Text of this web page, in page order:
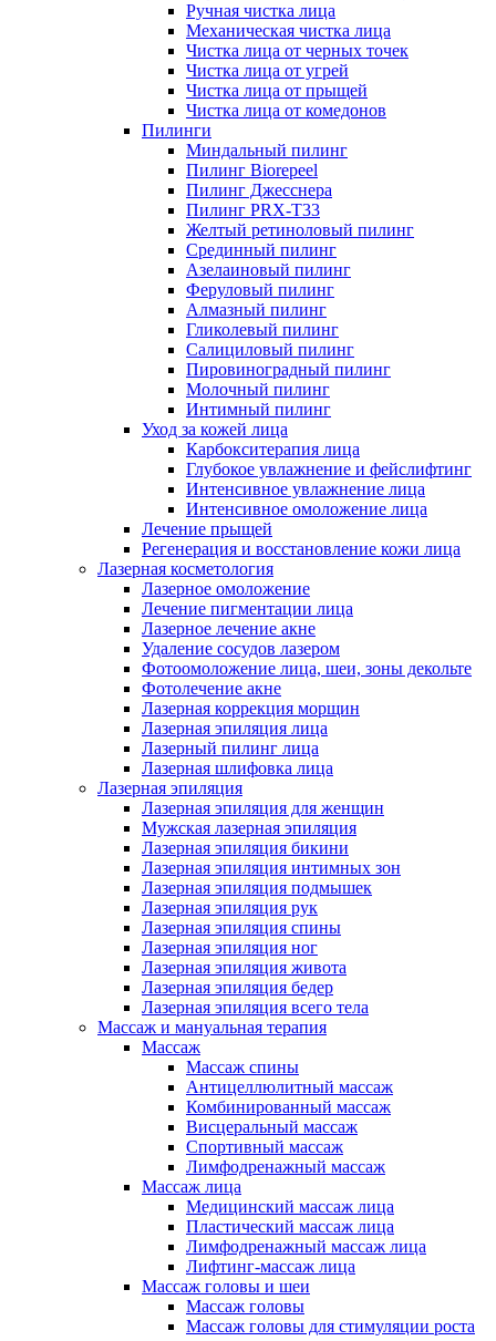
Ручная чистка лица
Механическая чистка лица
Чистка лица от черных точек
Чистка лица от угрей
Чистка лица от прыщей
Чистка лица от комедонов
Пилинги
Миндальный пилинг
Пилинг Biorepeel
Пилинг Джесснера
Пилинг PRX-T33
Желтый ретиноловый пилинг
Срединный пилинг
Азелаиновый пилинг
Феруловый пилинг
Алмазный пилинг
Гликолевый пилинг
Салициловый пилинг
Пировиноградный пилинг
Молочный пилинг
Интимный пилинг
Уход за кожей лица
Карбокситерапия лица
Глубокое увлажнение и фейслифтинг
Интенсивное увлажнение лица
Интенсивное омоложение лица
Лечение прыщей
Регенерация и восстановление кожи лица
Лазерная косметология
Лазерное омоложение
Лечение пигментации лица
Лазерное лечение акне
Удаление сосудов лазером
Фотоомоложение лица, шеи, зоны декольте
Фотолечение акне
Лазерная коррекция морщин
Лазерная эпиляция лица
Лазерный пилинг лица
Лазерная шлифовка лица
Лазерная эпиляция
Лазерная эпиляция для женщин
Мужская лазерная эпиляция
Лазерная эпиляция бикини
Лазерная эпиляция интимных зон
Лазерная эпиляция подмышек
Лазерная эпиляция рук
Лазерная эпиляция спины
Лазерная эпиляция ног
Лазерная эпиляция живота
Лазерная эпиляция бедер
Лазерная эпиляция всего тела
Массаж и мануальная терапия
Массаж
Массаж спины
Антицеллюлитный массаж
Комбинированный массаж
Висцеральный массаж
Спортивный массаж
Лимфодренажный массаж
Массаж лица
Медицинский массаж лица
Пластический массаж лица
Лимфодренажный массаж лица
Лифтинг-массаж лица
Массаж головы и шеи
Массаж головы
Массаж головы для стимуляции роста